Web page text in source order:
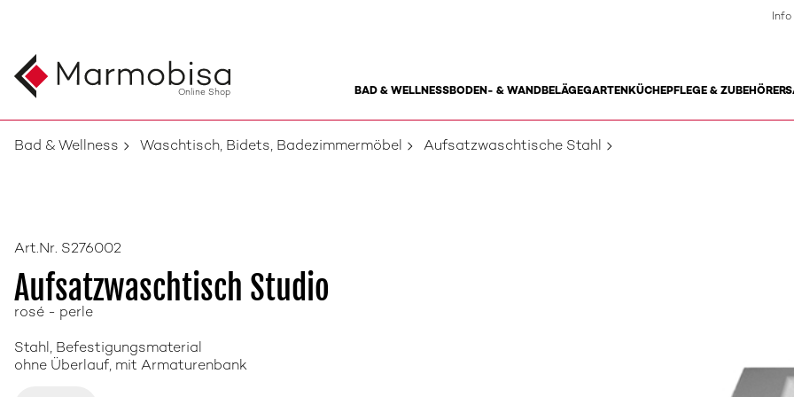
Online Shop BAD & WELLNESSBODEN- & WANDBELÄGEGARTENKÜCHEPFLEGE & ZUBEHÖR
Info
Bad & Wellness Waschtisch, Bidets, Badezimmermöbel Aufsatzwaschtische Stahl
Art.Nr. S276002
Aufsatzwaschtisch Studio
rosé - perle
Stahl, Befestigungsmaterial
ohne Überlauf, mit Armaturenbank